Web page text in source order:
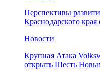
Перспективы
Краснодарского
Новости
Крупная Атака
открыть Шесть